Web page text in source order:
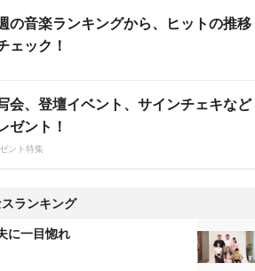
の音楽ランキングから、ヒットの推移
ェック！
会、登壇イベント、サインチェキなど
ゼント！
ント特集
ランキング
に一目惚れ